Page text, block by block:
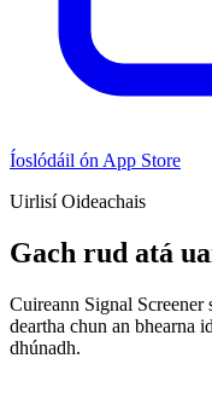
Íoslódáil ón App Store
Uirlisí Oideachais
Gach rud atá
Cuireann Signal
deartha chun an bhearna
dhúnadh.